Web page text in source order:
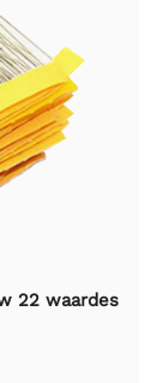
22 waardes